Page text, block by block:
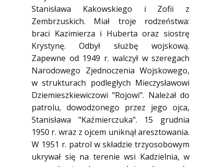
Społecznicy
Stanisława Kakowskiego i Zofii z
Zembrzuskich. Miał troje rodzeństwa:
braci Kazimierza i Huberta oraz siostrę
Krystynę. Odbył służbę wojskową.
Zapewne od 1949 r. walczył w szeregach
Narodowego Zjednoczenia Wojskowego,
w strukturach podległych Mieczysławowi
Dziemieszkiewiczowi "Rojowi". Należał do
patrolu, dowodzonego przez jego ojca,
Stanisława "Kaźmierczuka". 15 grudnia
1950 r. wraz z ojcem uniknął aresztowania.
W 1951 r. patrol w składzie trzyosobowym
ukrywał się na terenie wsi Kadzielnia, w